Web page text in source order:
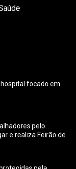
focado em
pelo
e realiza Feirão de